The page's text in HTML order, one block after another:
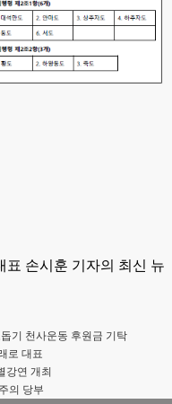
표 손시훈 기자의 최신 뉴
기 천사운동 후원금 기탁
로 대표
강연 개최
의 당부